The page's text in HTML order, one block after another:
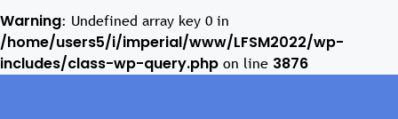
Warning: Undefined array key 0 in
/home/users5/i/imperial/www/LFSM2022/wp-
includes/class-wp-query.php on line 3876